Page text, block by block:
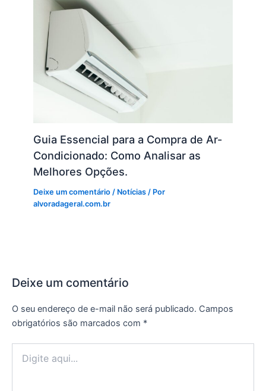
Guia Essencial para a Compra de Ar-
Condicionado: Como Analisar as
Melhores Opções.
Deixe um comentário / Notícias / Por
alvoradageral.com.br
Deixe um comentário
O seu endereço de e-mail não será publicado. Campos
obrigatórios são marcados com *
aqui...